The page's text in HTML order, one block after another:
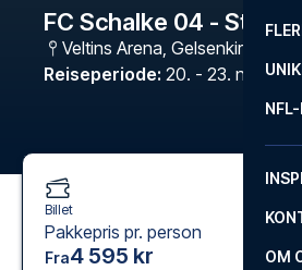
NFL-
OM
FC Schalke 04 -
Veltins Arena, Gelsenkirchen
Reiseperiode: 20. - 23. nov.
Billet
Pakkepris pr. person
Fra4 595 kr